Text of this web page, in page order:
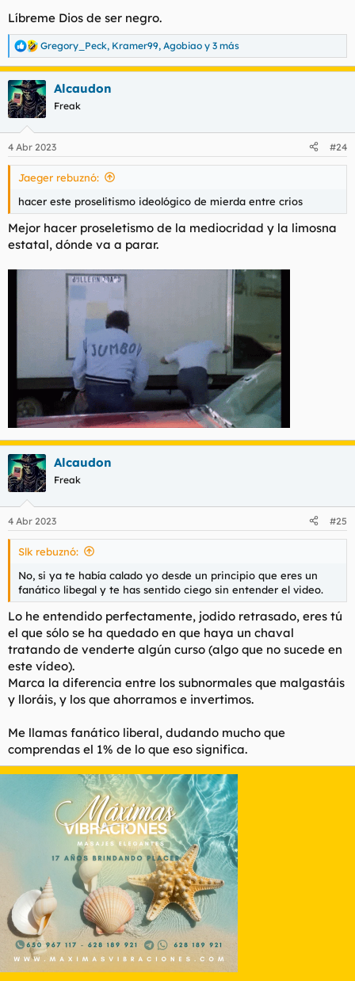
Líbreme Dios de ser negro.
R
e
a
c
c
i
e
s
Gregory_Peck, Kramer99, Agobiao y 3 más
Alcaudon
Freak
4 Abr 2023 #24
Jaeger rebuznó:
hacer este proselitismo ideológico de mierda entre crios
Mejor hacer proseletismo de la mediocridad y la limosna
estatal, dónde va a parar.
Alcaudon
Freak
4 Abr 2023 #25
Slk rebuznó:
No, si ya te había calado yo desde un principio que eres un
fanático libegal y te has sentido ciego sin entender el video.
Lo he entendido perfectamente, jodido retrasado, eres tú
el que sólo se ha quedado en que haya un chaval
tratando de venderte algún curso (algo que no sucede en
este vídeo).
Marca la diferencia entre los subnormales que malgastáis
y lloráis, y los que ahorramos e invertimos.
Me llamas fanático liberal, dudando mucho que
comprendas el 1% de lo que eso significa.